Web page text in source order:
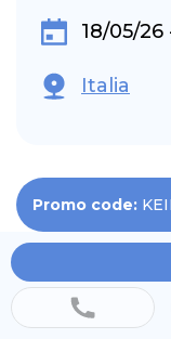
18/05/26
Italia
Promo code:
🎁
Lezione live
Fai testare il